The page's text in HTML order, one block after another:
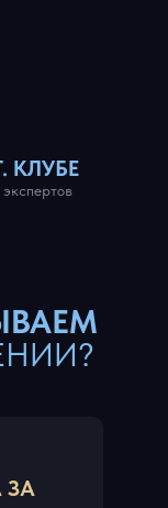
КЛУБЕ
ЗА